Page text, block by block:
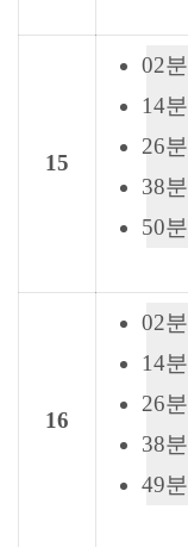
15
02
14
26
38
50
16
02
14
26
38
49